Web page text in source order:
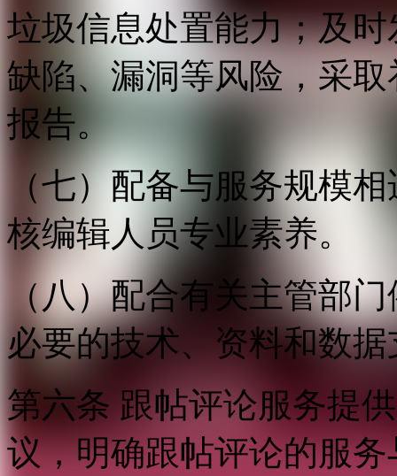
垃圾信息处置能力；及
缺陷、漏洞等风险，采
报告。
（七）配备与服务规模
核编辑人员专业素养。
（八）配合有关主管部
必要的技术、资料和数
第六条 跟帖评论服务提
议，明确跟帖评论的服